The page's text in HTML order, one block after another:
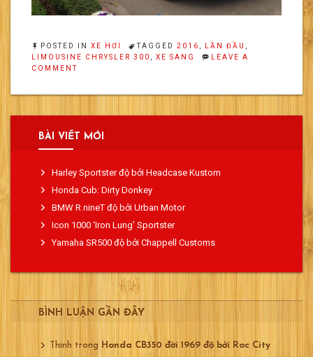
POSTED IN XE HƠI TAGGED 2016 LẦN ĐẦU
LIMOUSINE CHRYSLER 300
XE SANG
LEAVE A
COMMENT
LIMOUSINE
TẠI
THÀNH
BÀI VIẾT MỚI
Harley Sportster độ bởi Headcase Kustom
Honda Cub: Dirty Donkey
BMW R nineT độ bởi Urban Motor
Icon 1000 ‘Iron Lung’ Sportster
Yamaha SR500 độ bởi Chappell Customs
BÌNH LUẬN GẦN ĐÂY
Thinh trong
Honda CB350 đời 1969 độ bởi Roc City